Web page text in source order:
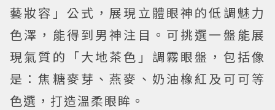
藝妝容」公式，展現立體眼神的低調魅力
色澤，能得到男神注目。可挑選一盤能展
現氣質的「大地茶色」調霧眼盤，包括像
是：焦糖麥芽、燕麥、奶油橡紅及可可等
色選，打造溫柔眼眸。